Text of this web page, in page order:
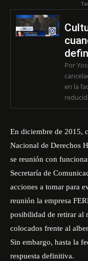
Por
en la
En diciembre de 2015,
Nacional de Derechos
se reunión con
Secretaría de
acciones a tomar para
reunión la empresa
posibilidad de retirar al
colocados frente al
Sin embargo, hasta la
respuesta definitiva.